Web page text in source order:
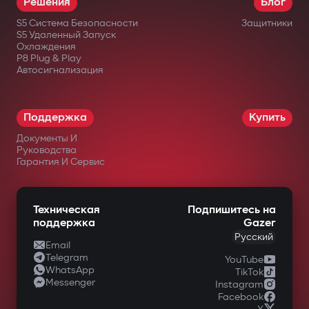
в официальных интернет-магазинах
Gazer;
в крупных сетях электроники;
в специализированных магазинах
автомобильной техники.
месяцев.
S5 Система Безопасности
S5 Удаленный Запуск
Охлаждения
P8 Plug & Play
Автосигнализация
Защитники
Поддержка
Документы И
Руководства
Гарантия И Сервис
Купить
Техническая
поддержка
Email
Telegram
WhatsApp
Messenger
Подпишитесь на
Gazer
Русский
YouTube
TikTok
Instagram
Facebook